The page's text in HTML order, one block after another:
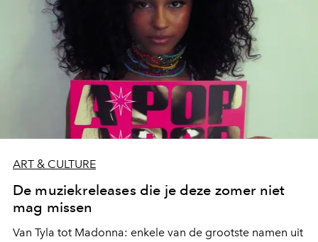
ART & CULTURE
De muziekreleases die je deze zomer niet
mag missen
Van Tyla tot Madonna: enkele van de grootste namen uit